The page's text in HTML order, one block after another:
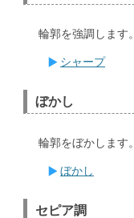
輪郭を強調します。
シャープ
ぼかし
輪郭をぼかします。
ぼかし
セピア調